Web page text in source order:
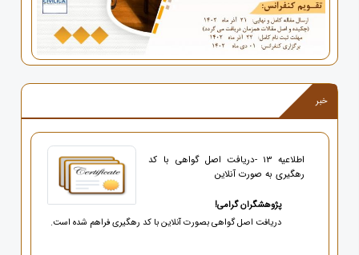
خبر
اطلاعیه 13 -دریافت اصل گواهی با کد
رهگیری به صورت آنلاین
پژوهشگران گرامی!
دریافت اصل گواهی بصورت آنلاین با کد رهگیری فراهم شده است.